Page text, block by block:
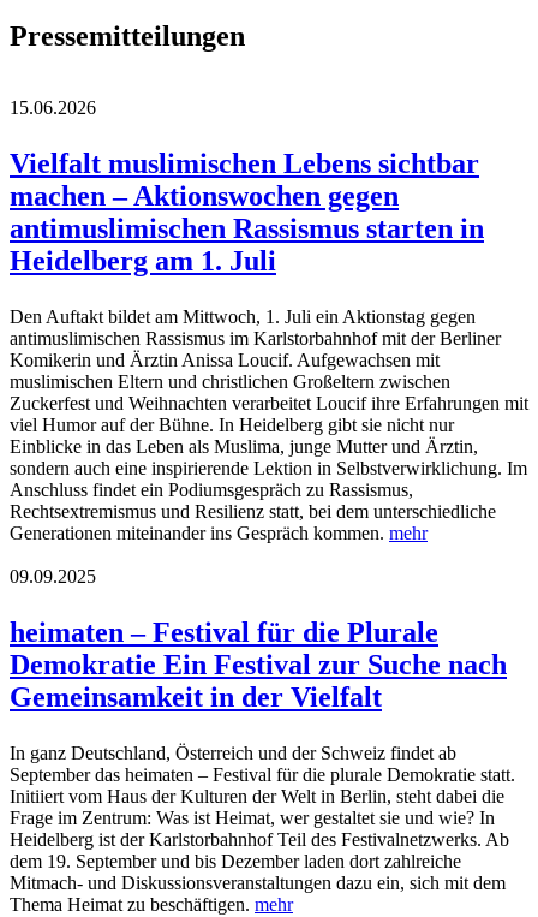
Pressemitteilungen
15.06.2026
Vielfalt muslimischen Lebens sichtbar
machen – Aktionswochen gegen
antimuslimischen Rassismus starten in
Heidelberg am 1. Juli
Den Auftakt bildet am Mittwoch, 1. Juli ein Aktionstag gegen
antimuslimischen Rassismus im Karlstorbahnhof mit der Berliner
Komikerin und Ärztin Anissa Loucif. Aufgewachsen mit
muslimischen Eltern und christlichen Großeltern zwischen
Zuckerfest und Weihnachten verarbeitet Loucif ihre Erfahrungen mit
viel Humor auf der Bühne. In Heidelberg gibt sie nicht nur
Einblicke in das Leben als Muslima, junge Mutter und Ärztin,
sondern auch eine inspirierende Lektion in Selbstverwirklichung. Im
Anschluss findet ein Podiumsgespräch zu Rassismus,
Rechtsextremismus und Resilienz statt, bei dem unterschiedliche
Generationen miteinander ins Gespräch kommen. mehr
09.09.2025
heimaten – Festival für die Plurale
Demokratie Ein Festival zur Suche nach
Gemeinsamkeit in der Vielfalt
In ganz Deutschland, Österreich und der Schweiz findet ab
September das heimaten – Festival für die plurale Demokratie statt.
Initiiert vom Haus der Kulturen der Welt in Berlin, steht dabei die
Frage im Zentrum: Was ist Heimat, wer gestaltet sie und wie? In
Heidelberg ist der Karlstorbahnhof Teil des Festivalnetzwerks. Ab
dem 19. September und bis Dezember laden dort zahlreiche
Mitmach- und Diskussionsveranstaltungen dazu ein, sich mit dem
Thema Heimat zu beschäftigen. mehr